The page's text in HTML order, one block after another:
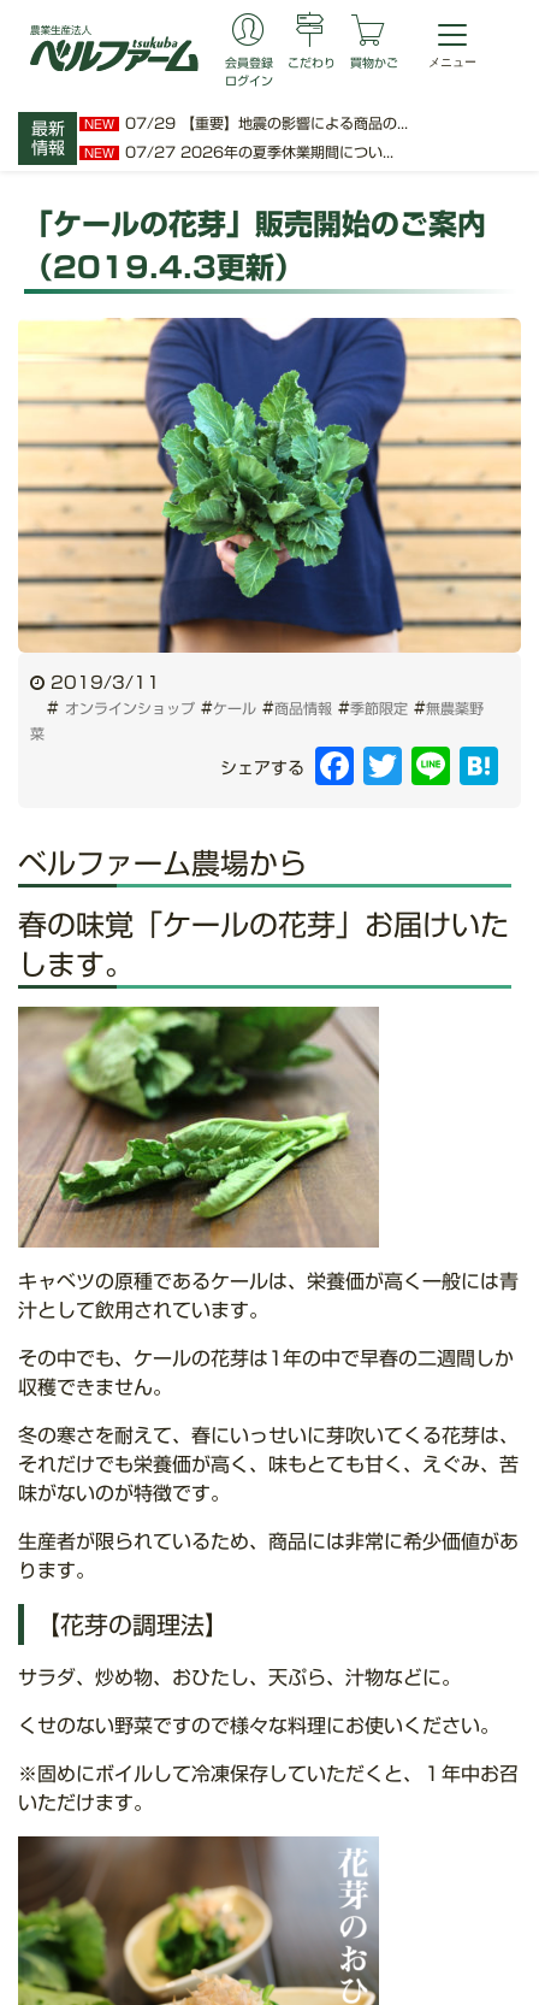
最新
情報
NEW 07/29 【重要】地震の影響による商品の...
NEW 07/27 2026年の夏季休業期間につい...
会員登録
ログイン
こだわり 買物かご
「ケールの花芽」販売開始のご案内
（2019.4.3更新）
2019/3/11
# オンラインショップ #ケール #商品情報 #季節限定 #無農薬野
菜
シェアする Facebook
Twitter Line
ベルファーム農場から
春の味覚「ケールの花芽」お届けいた
します。
キャベツの原種であるケールは、栄養価が高く一般には青
汁として飲用されています。
その中でも、ケールの花芽は1年の中で早春の二週間しか
収穫できません。
冬の寒さを耐えて、春にいっせいに芽吹いてくる花芽は、
それだけでも栄養価が高く、味もとても甘く、えぐみ、苦
味がないのが特徴です。
生産者が限られているため、商品には非常に希少価値があ
ります。
【花芽の調理法】
サラダ、炒め物、おひたし、天ぷら、汁物などに。
くせのない野菜ですので様々な料理にお使いください。
※固めにボイルして冷凍保存していただくと、１年中お召
いただけます。